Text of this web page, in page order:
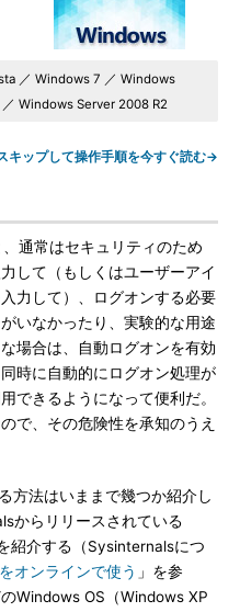
／ Windows 7 ／ Windows
Windows Server 2008 R2
キップして操作手順を今すぐ読む→
通常はセキュリティのため
して（もしくはユーザーアイ
力して）、ログオンする必要
いなかったり、実験的な用途
場合は、自動ログオンを有効
時に自動的にログオン処理が
できるようになって便利だ。
で、その危険性を承知のうえ
方法はいままで幾つか紹介し
からリリースされている
紹介する（Sysinternalsにつ
オンラインで使う 」を参
Windows OS（Windows XP